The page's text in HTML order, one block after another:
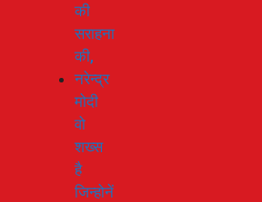
की
सराहना
की,
नरेन्द्र
मोदी
वो
शख्स
है
जिन्होनें